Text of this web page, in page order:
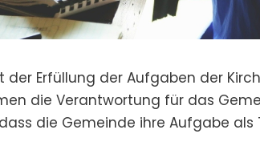
Erfüllung der Aufgaben der
die Verantwortung für das
die Gemeinde ihre Aufgabe als